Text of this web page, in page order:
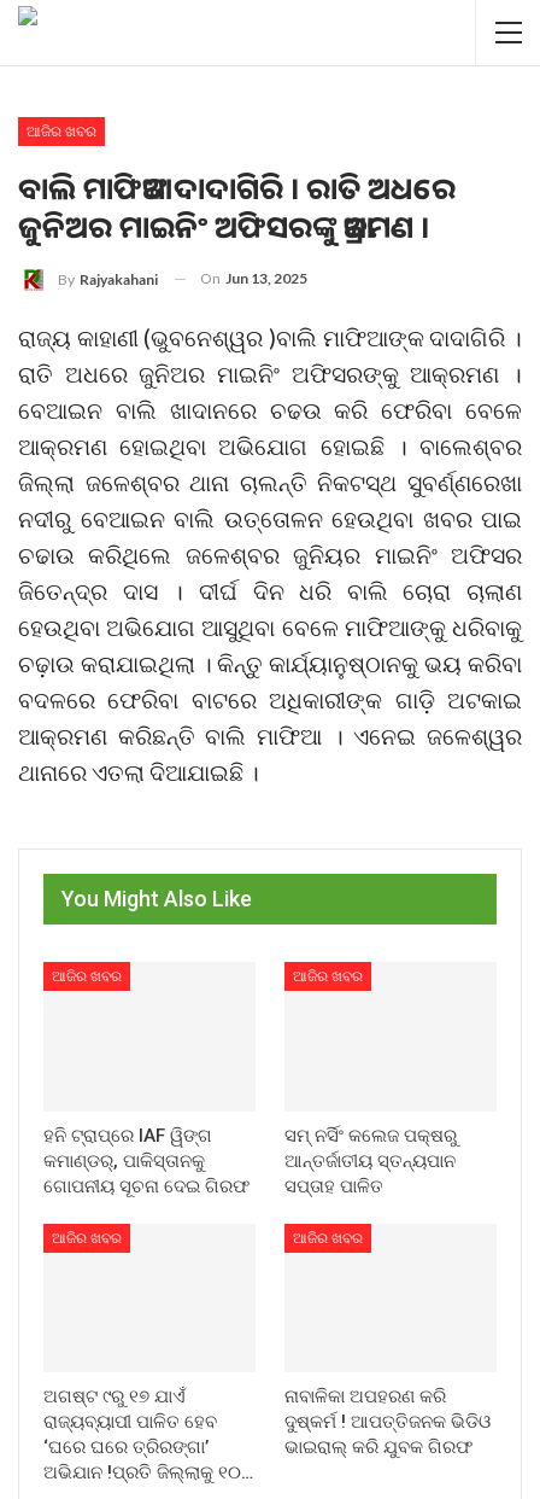
ଆଜିର ଖବର
ବାଲି ମାଫିଆଙ୍କ ଦାଦାଗିରି । ରାତି ଅଧରେ
ଜୁନିଅର ମାଇନିଂ ଅଫିସରଙ୍କୁ ଆକ୍ରମଣ ।
By Rajyakahani On Jun 13, 2025
ରାଜ୍ୟ କାହାଣୀ (ଭୁବନେଶ୍ୱର )ବାଲି ମାଫିଆଙ୍କ ଦାଦାଗିରି ।
ରାତି ଅଧରେ ଜୁନିଅର ମାଇନିଂ ଅଫିସରଙ୍କୁ ଆକ୍ରମଣ ।
ବେଆଇନ ବାଲି ଖାଦାନରେ ଚଢଉ କରି ଫେରିବା ବେଳେ
ଆକ୍ରମଣ ହୋଇଥିବା ଅଭିଯୋଗ ହୋଇଛି । ବାଲେଶ୍ବର
ଜିଲ୍ଲା ଜଳେଶ୍ବର ଥାନା ଚାଲନ୍ତି ନିକଟସ୍ଥ ସୁବର୍ଣ୍ଣରେଖା
ନଦୀରୁ ବେଆଇନ ବାଲି ଉତ୍ତୋଳନ ହେଉଥିବା ଖବର ପାଇ
ଚଢାଉ କରିଥିଲେ ଜଳେଶ୍ବର ଜୁନିୟର ମାଇନିଂ ଅଫିସର
ଜିତେନ୍ଦ୍ର ଦାସ । ଦୀର୍ଘ ଦିନ ଧରି ବାଲି ଚୋରା ଚାଲାଣ
ହେଉଥିବା ଅଭିଯୋଗ ଆସୁଥିବା ବେଳେ ମାଫିଆଙ୍କୁ ଧରିବାକୁ
ଚଢ଼ାଉ କରାଯାଇଥିଲା । କିନ୍ତୁ କାର୍ଯ୍ୟାନୁଷ୍ଠାନକୁ ଭୟ କରିବା
ବଦଳରେ ଫେରିବା ବାଟରେ ଅଧିକାରୀଙ୍କ ଗାଡ଼ି ଅଟକାଇ
ଆକ୍ରମଣ କରିଛନ୍ତି ବାଲି ମାଫିଆ । ଏନେଇ ଜଳେଶ୍ୱର
ଥାନାରେ ଏତଲା ଦିଆଯାଇଛି ।
You Might Also Like
ଆଜିର ଖବର
ହନି ଟ୍ରାପ୍‌ରେ IAF ୱିଙ୍ଗ
କମାଣ୍ଡର୍, ପାକିସ୍ତାନକୁ
ଗୋପନୀୟ ସୂଚନା ଦେଇ ଗିରଫ
ଆଜିର ଖବର
ସମ୍ ନର୍ସିଂ କଲେଜ ପକ୍ଷରୁ
ଆନ୍ତର୍ଜାତୀୟ ସ୍ତନ୍ୟପାନ
ସପ୍ତାହ ପାଳିତ
ଆଜିର ଖବର
ଅଗଷ୍ଟ ୯ରୁ ୧୭ ଯାଏଁ
ରାଜ୍ୟବ୍ୟାପୀ ପାଳିତ ହେବ
‘ଘରେ ଘରେ ତ୍ରିରଙ୍ଗା’
ଅଭିଯାନ !ପ୍ରତି ଜିଲ୍ଲାକୁ ୧୦…
ଆଜିର ଖବର
ନାବାଳିକା ଅପହରଣ କରି
ଦୁଷ୍କର୍ମ ! ଆପତ୍ତିଜନକ ଭିଡିଓ
ଭାଇରାଲ୍ କରି ଯୁବକ ଗିରଫ